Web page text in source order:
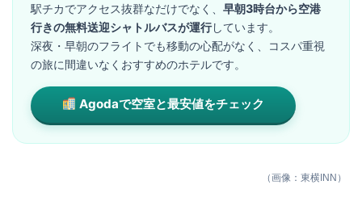
駅チカでアクセス抜群なだけでなく、 早朝3時台から空港
行きの無料送迎シャトルバスが運行しています。
深夜・早朝のフライトでも移動の心配がなく、コスパ重視
の旅に間違いなくおすすめのホテルです。
Agodaで空室と最安値をチェック
（画像：東横INN）